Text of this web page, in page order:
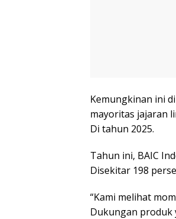
Kemungkinan ini
mayoritas jajaran
Di tahun 2025.
Tahun ini, BAIC
Disekitar 198
“Kami melihat
Dukungan produk